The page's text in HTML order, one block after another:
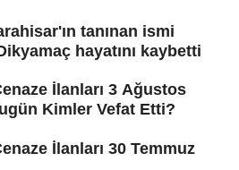
tanınan ismi
hayatını kaybetti
İlanları 3 Ağustos
Kimler Vefat Etti?
İlanları 30 Temmuz